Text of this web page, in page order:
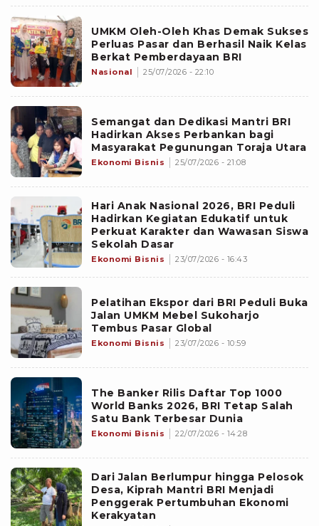
UMKM Oleh-Oleh Khas Demak Sukses
Perluas Pasar dan Berhasil Naik Kelas
Berkat Pemberdayaan BRI
Nasional 25/07/2026 - 22:10
Semangat dan Dedikasi Mantri BRI
Hadirkan Akses Perbankan bagi
Masyarakat Pegunungan Toraja Utara
Ekonomi Bisnis 25/07/2026 - 21:08
Hari Anak Nasional 2026, BRI Peduli
Hadirkan Kegiatan Edukatif untuk
Perkuat Karakter dan Wawasan Siswa
Sekolah Dasar
Ekonomi Bisnis 23/07/2026 - 16:43
Pelatihan Ekspor dari BRI Peduli Buka
Jalan UMKM Mebel Sukoharjo
Tembus Pasar Global
Ekonomi Bisnis 23/07/2026 - 10:59
The Banker Rilis Daftar Top 1000
World Banks 2026, BRI Tetap Salah
Satu Bank Terbesar Dunia
Ekonomi Bisnis 22/07/2026 - 14:28
Dari Jalan Berlumpur hingga Pelosok
Desa, Kiprah Mantri BRI Menjadi
Penggerak Pertumbuhan Ekonomi
Kerakyatan